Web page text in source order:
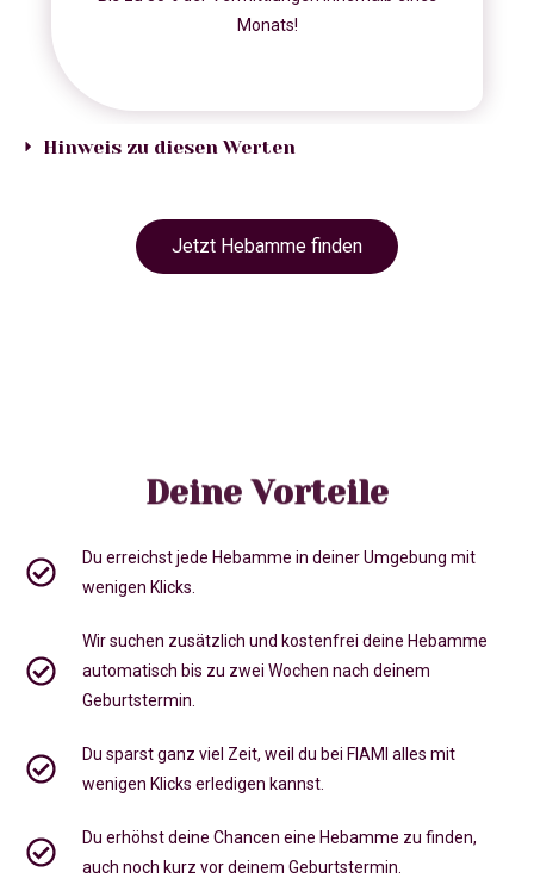
Monats!
Hinweis zu diesen Werten
Jetzt Hebamme finden
Deine Vorteile
Du erreichst jede Hebamme in deiner Umgebung mit
wenigen Klicks.
Wir suchen zusätzlich und kostenfrei deine Hebamme
automatisch bis zu zwei Wochen nach deinem
Geburtstermin.
Du sparst ganz viel Zeit, weil du bei FIAMI alles mit
wenigen Klicks erledigen kannst.
Du erhöhst deine Chancen eine Hebamme zu finden,
auch noch kurz vor deinem Geburtstermin